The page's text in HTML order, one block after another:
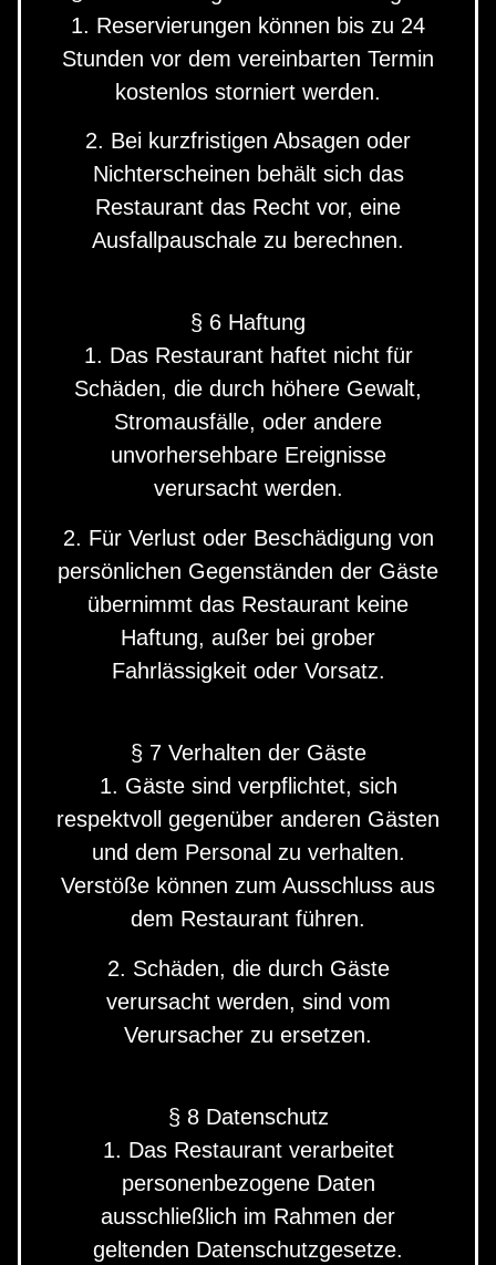
1. Reservierungen können bis zu 24
Stunden vor dem vereinbarten Termin
kostenlos storniert werden.
2. Bei kurzfristigen Absagen oder
Nichterscheinen behält sich das
Restaurant das Recht vor, eine
Ausfallpauschale zu berechnen.
§ 6 Haftung
1. Das Restaurant haftet nicht für
Schäden, die durch höhere Gewalt,
Stromausfälle, oder andere
unvorhersehbare Ereignisse
verursacht werden.
2. Für Verlust oder Beschädigung von
persönlichen Gegenständen der Gäste
übernimmt das Restaurant keine
Haftung, außer bei grober
Fahrlässigkeit oder Vorsatz.
§ 7 Verhalten der Gäste
1. Gäste sind verpflichtet, sich
respektvoll gegenüber anderen Gästen
und dem Personal zu verhalten.
Verstöße können zum Ausschluss aus
dem Restaurant führen.
2. Schäden, die durch Gäste
verursacht werden, sind vom
Verursacher zu ersetzen.
§ 8 Datenschutz
1. Das Restaurant verarbeitet
personenbezogene Daten
ausschließlich im Rahmen der
geltenden Datenschutzgesetze.